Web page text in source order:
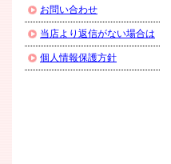
お問い合わせ
当店より返信がない場合は
個人情報保護方針